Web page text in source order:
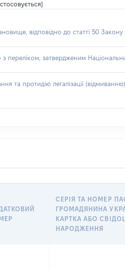
відповідно до статті 50 Закону
затвердженим
та протидію легалізації
СЕРІЯ ТА НОМЕР
ГРОМАДЯНИНА
КАРТКА АБО
НАРОДЖЕННЯ